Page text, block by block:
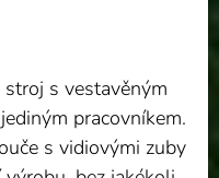
s vestavěným
pracovníkem.
s vidiovými zuby